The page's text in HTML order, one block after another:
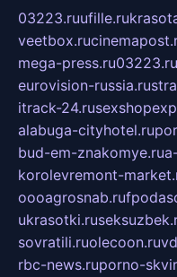
03223.ruufille.ru
veetbox.ru
mega-press.ru03223.ru
eurovision-russia.ru
itrack-24.ru
alabuga-cityhotel.ru
bud-em-znakomye.ru
korolevremont-
oooagrosnab.ru
ukrasotki.ru
sovratili.ruolecoon.ru
rbc-news.ruporno-